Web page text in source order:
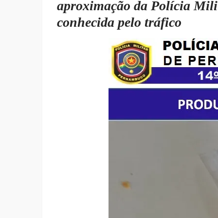
aproximação da Polícia
conhecida pelo tráfico